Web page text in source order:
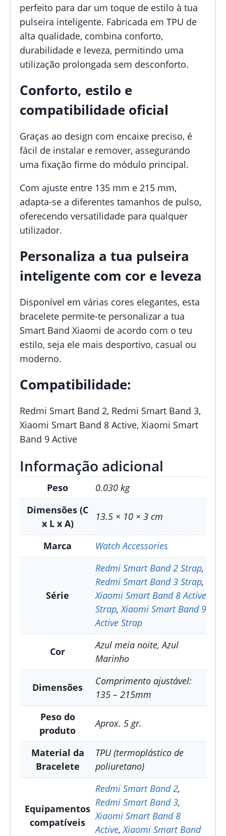
perfeito para dar um toque de estilo à tua
pulseira inteligente. Fabricada em TPU de
alta qualidade, combina conforto,
durabilidade e leveza, permitindo uma
utilização prolongada sem desconforto.
Conforto, estilo e
compatibilidade oficial
Graças ao design com encaixe preciso, é
fácil de instalar e remover, assegurando
uma fixação firme do módulo principal.
Com ajuste entre 135 mm e 215 mm,
adapta-se a diferentes tamanhos de pulso,
oferecendo versatilidade para qualquer
utilizador.
Personaliza a tua pulseira
inteligente com cor e leveza
Disponível em várias cores elegantes, esta
bracelete permite-te personalizar a tua
Smart Band Xiaomi de acordo com o teu
estilo, seja ele mais desportivo, casual ou
moderno.
Compatibilidade:
Redmi Smart Band 2, Redmi Smart Band 3,
Xiaomi Smart Band 8 Active, Xiaomi Smart
Band 9 Active
Informação adicional
Peso
0.030 kg
Dimensões (C
x L x A)
13.5 × 10 × 3 cm
Marca Watch Accessories
Série
Redmi Smart Band 2 Strap,
Redmi Smart Band 3 Strap,
Xiaomi Smart Band 8 Active
Strap,Xiaomi Smart Band 9
Active Strap
Cor
Azul meia noite, Azul
Marinho
Dimensões
Comprimento ajustável:
135 – 215mm
Peso do
produto
Aprox. 5 gr.
Material da
Bracelete
TPU (termoplástico de
poliuretano)
Equipamentos
compatíveis
Redmi Smart Band 2,
Redmi Smart Band 3,
Xiaomi Smart Band 8
Active,Xiaomi Smart Band